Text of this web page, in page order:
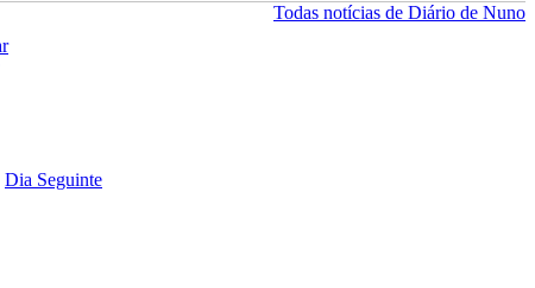
Todas notícias de Diário de Nuno
Dia Seguinte